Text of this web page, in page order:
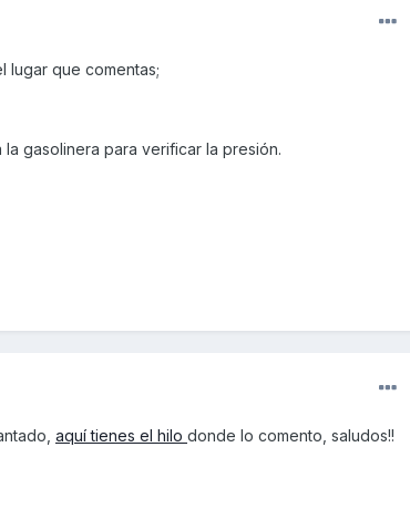
lugar que comentas;
gasolinera para verificar la presión.
aquí tienes el hilo donde lo comento, saludos!!